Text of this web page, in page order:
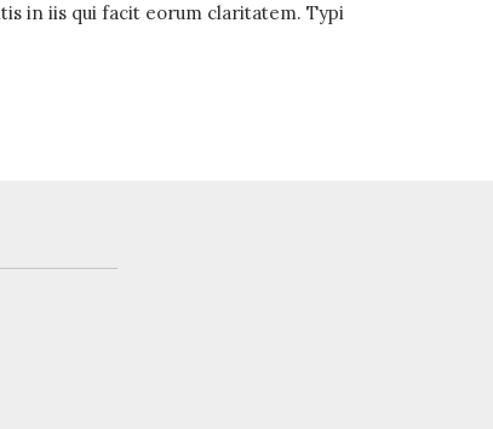
in iis qui facit eorum claritatem. Typi